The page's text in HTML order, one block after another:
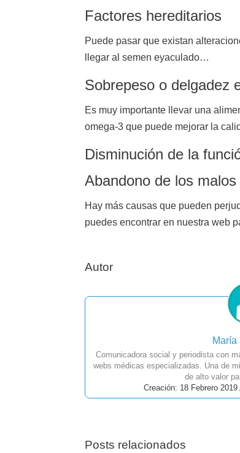
Factores hereditarios
Puede pasar que existan
llegar al semen eyaculado…
Sobrepeso o delgadez
Es muy importante llevar una
omega-3 que puede mejorar la
Disminución de la
Abandono de los malos
Hay más causas que pueden
puedes encontrar en nuestra web
Autor
María
Comunicadora social y periodista con
webs médicas especializadas. Una de
de alto valor
Creación: 18 Febrero
Posts relacionados